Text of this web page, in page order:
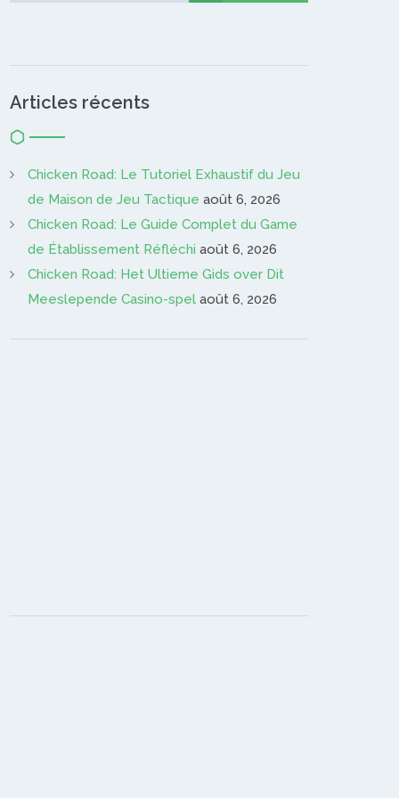
Articles récents
Chicken Road: Le Tutoriel Exhaustif du Jeu
de Maison de Jeu Tactique août 6, 2026
Chicken Road: Le Guide Complet du Game
de Établissement Réfléchi août 6, 2026
Chicken Road: Het Ultieme Gids over Dit
Meeslepende Casino-spel août 6, 2026